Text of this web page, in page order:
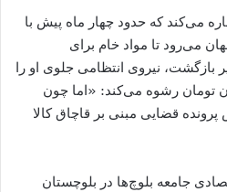
می‌کند که حدود چهار ماه پیش با
می‌رود تا مواد خام برای
بازگشت، نیروی انتظامی جلوی او را
درخواست ۱۵ میلیون تومان رشوه می‌کند: «اما چون
قضایی مبنی بر قاچاق کالا
جامعه بلوچ‌ها در بلوچستان